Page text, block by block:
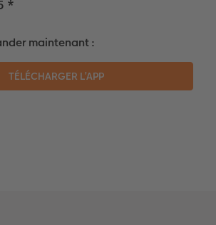
Book «Art Collection»
déco
décoration murale
cadeau CEWE
à friandises personnalisée
*
maintenant :